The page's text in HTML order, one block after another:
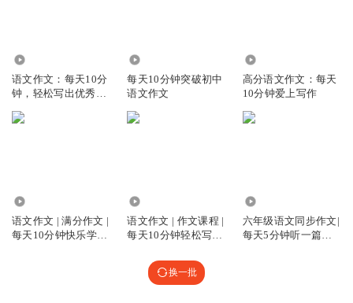
语文作文：每天10分
钟，轻松写出优秀作
每天10分钟突破初中
语文作文
高分语文作文：每天
10分钟爱上写作
语文作文 | 满分作文 |
每天10分钟快乐学作
语文作文 | 作文课程 |
每天10分钟轻松写作
六年级语文同步作文|
每天5分钟听一篇好
换一批